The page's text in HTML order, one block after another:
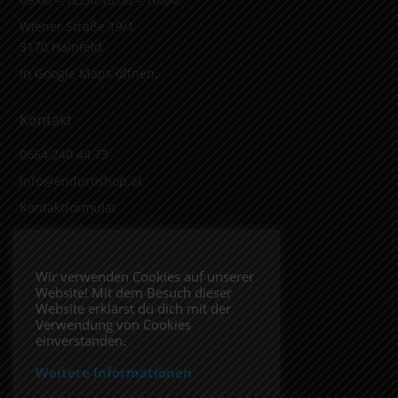
Wiener Straße 19/1
3170 Hainfeld
In Google Maps öffnen.
Kontakt
0664 240 44 73
info@enduroshop.at
Kontaktformular
Impressum
Datenschutzerklärung
Folge uns
Wir verwenden Cookies auf unserer
Website! Mit dem Besuch dieser
Website erklärst du dich mit der
Verwendung von Cookies
einverstanden.
Weitere Informationen